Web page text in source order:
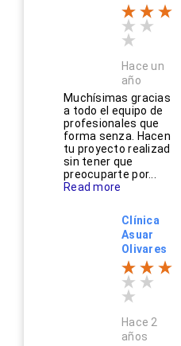
Hace un
año
Muchísimas gracias
a todo el equipo de
profesionales que
forma senza. Hacen
tu proyecto realizad
sin tener que
preocuparte por...
Read more
Clínica
Asuar
Olivares
Hace 2
años